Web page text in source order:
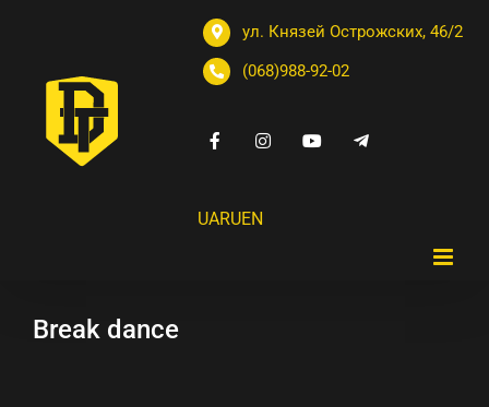
ул. Князей Острожских, 46/2
(068)988-92-02
UARUEN
Break dance